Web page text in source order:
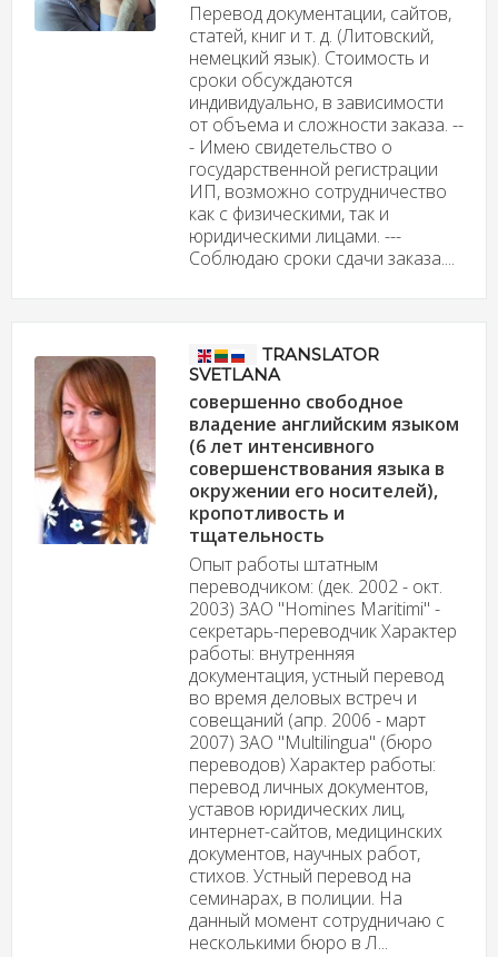
Перевод документации, сайтов,
статей, книг и т. д. (Литовский,
немецкий язык). Стоимость и
сроки обсуждаются
индивидуально, в зависимости
от объема и сложности заказа. --
- Имею свидетельство о
государственной регистрации
ИП, возможно сотрудничество
как с физическими, так и
юридическими лицами. ---
Соблюдаю сроки сдачи заказа....
TRANSLATOR
SVETLANA
совершенно свободное
владение английским языком
(6 лет интенсивного
совершенствования языка в
окружении его носителей),
кропотливость и
тщательность
Опыт работы штатным
переводчиком: (дек. 2002 - окт.
2003) ЗАО "Homines Maritimi" -
секретарь-переводчик Характер
работы: внутренняя
документация, устный перевод
во время деловых встреч и
совещаний (апр. 2006 - март
2007) ЗАО "Multilingua" (бюро
переводов) Характер работы:
перевод личных документов,
уставов юридических лиц,
интернет-сайтов, медицинских
документов, научных работ,
стихов. Устный перевод на
семинарах, в полиции. На
данный момент сотрудничаю с
несколькими бюро в Л...